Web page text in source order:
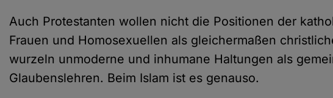
Auch Protestanten wollen nicht die Positionen der
Frauen und Homosexuellen als gleichermaßen
wurzeln unmoderne und inhumane Haltungen als
Glaubenslehren. Beim Islam ist es genauso.